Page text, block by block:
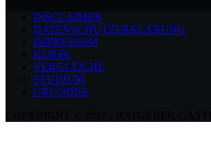
DISCLAIMER
DATENSCHUTZERKLÄRUNG
IMPRESSUM
KURSE
VERGLEICHE
STUDIUM
GRÜNDER